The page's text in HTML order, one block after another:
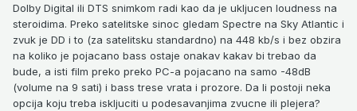
Dolby Digital ili DTS snimkom radi kao da je ukljucen loudness na
steroidima. Preko satelitske sinoc gledam Spectre na Sky Atlantic i
zvuk je DD i to (za satelitsku standardno) na 448 kb/s i bez obzira
na koliko je pojacano bass ostaje onakav kakav bi trebao da
bude, a isti film preko preko PC-a pojacano na samo -48dB
(volume na 9 sati) i bass trese vrata i prozore. Da li postoji neka
opcija koju treba iskljuciti u podesavanjima zvucne ili plejera?